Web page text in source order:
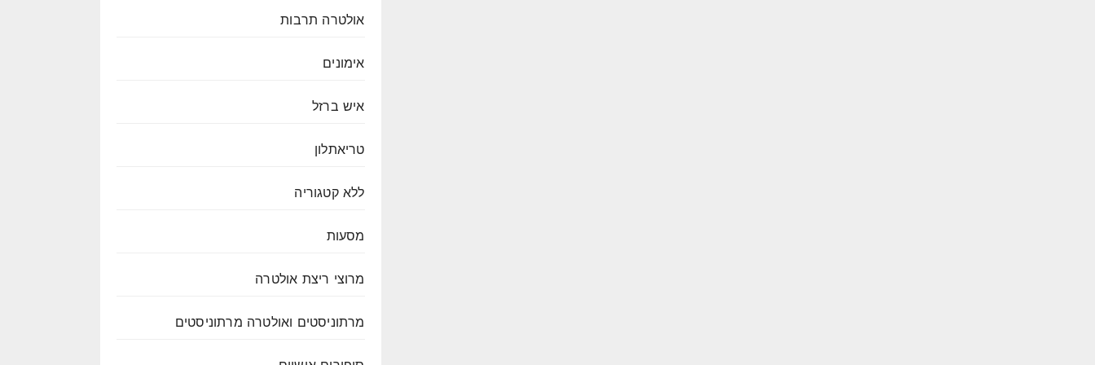
אולטרה תרבות
אימונים
איש ברזל
טריאתלון
ללא קטגוריה
מסעות
מרוצי ריצת אולטרה
מרתוניסטים ואולטרה מרתוניסטים